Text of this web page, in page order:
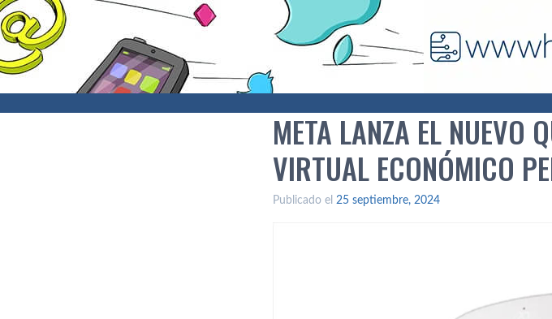
META LANZA EL NUEVO
VIRTUAL ECONÓMICO
Publicado el 25 septiembre, 2024